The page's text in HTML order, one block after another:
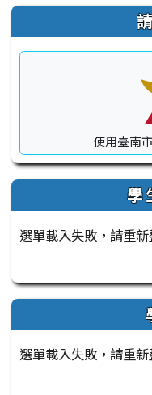
使用臺南
學
選單載入失敗，請重新
選單載入失敗，請重新